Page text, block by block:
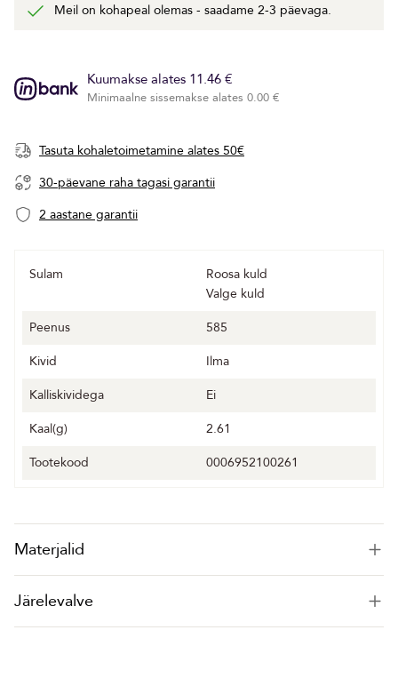
Meil on kohapeal olemas - saadame 2-3 päevaga.
Kuumakse alates 11.46 €
Minimaalne sissemakse alates 0.00 €
Tasuta kohaletoimetamine alates 50€
30-päevane raha tagasi garantii
2 aastane garantii
Sulam
Roosa kuld
Valge kuld
Peenus
585
Kivid
Ilma
Kalliskividega
Ei
Kaal(g)
2.61
Tootekood
0006952100261
Materjalid
Järelevalve